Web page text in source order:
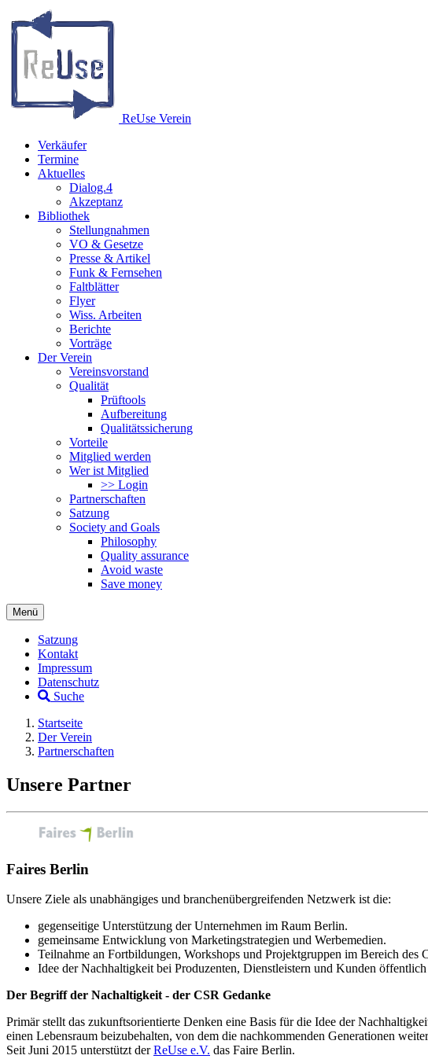
ReUse Verein
Verkäufer
Termine
Aktuelles
Dialog.4
Akzeptanz
Bibliothek
Stellungnahmen
VO & Gesetze
Presse & Artikel
Funk & Fernsehen
Faltblätter
Flyer
Wiss. Arbeiten
Berichte
Vorträge
Der Verein
Vereinsvorstand
Qualität
Prüftools
Aufbereitung
Qualitätssicherung
Vorteile
Mitglied werden
Wer ist Mitglied
>> Login
Partnerschaften
Satzung
Society and Goals
Philosophy
Quality assurance
Avoid waste
Save money
Menü
Satzung
Kontakt
Impressum
Datenschutz
Suche
Startseite
Der Verein
Partnerschaften
Unsere Partner
Faires Berlin
Unsere Ziele als unabhängiges und branchenübergreifenden Netzwerk ist die:
gegenseitige Unterstützung der Unternehmen im Raum Berlin.
gemeinsame Entwicklung von Marketingstrategien und Werbemedien.
Teilnahme an Fortbildungen, Workshops und Projektgruppen im Bereich des
Idee der Nachhaltigkeit bei Produzenten, Dienstleistern und Kunden öffentlich
Der Begriff der Nachaltigkeit - der CSR Gedanke
Primär stellt das zukunftsorientierte Denken eine Basis für die Idee der
einen Lebensraum beizubehalten, von dem die nachkommenden Generationen
Seit Juni 2015 unterstützt derReUse e.V. das Faire Berlin.